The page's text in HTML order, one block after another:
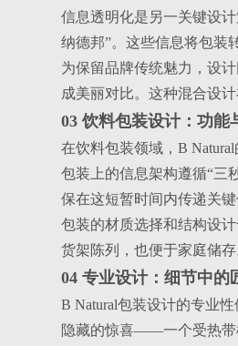
信息透明化是另一关键设
纳德邦”。这些信息将包装
为保留品牌传统魅力，设
成美丽对比。这种混合设
03 饮料包装设计：功能
在饮料包装领域，B
包装上的信息架构遵循“三
保在这短暂时间内传递关键
包装的材质选择和结构设
货架陈列，也便于家庭储存
04 专业设计：细节中的
B Natural包装设计的专业
隐藏的惊喜——一个受热带